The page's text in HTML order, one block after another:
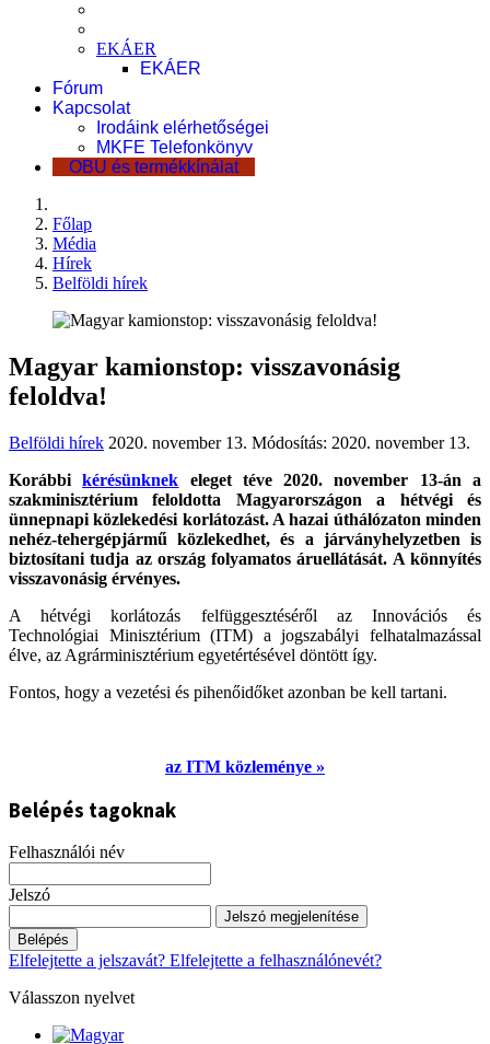
EKÁER
EKÁER
Fórum
Kapcsolat
Irodáink elérhetőségei
MKFE Telefonkönyv
OBU és termékkínálat
Főlap
Média
Hírek
Belföldi hírek
Magyar kamionstop: visszavonásig
feloldva!
Belföldi hírek 2020. november 13. Módosítás: 2020. november 13.
Korábbikérésünknek eleget téve 2020. november 13-án a
szakminisztérium feloldotta Magyarországon a hétvégi és
ünnepnapi közlekedési korlátozást. A hazai úthálózaton minden
nehéz-tehergépjármű közlekedhet, és a járványhelyzetben is
biztosítani tudja az ország folyamatos áruellátását. A könnyítés
visszavonásig érvényes.
A hétvégi korlátozás felfüggesztéséről az Innovációs és
Technológiai Minisztérium (ITM) a jogszabályi felhatalmazással
élve, az Agrárminisztérium egyetértésével döntött így.
Fontos, hogy a vezetési és pihenőidőket azonban be kell tartani.
az ITM közleménye »
Belépés tagoknak
Felhasználói név
Jelszó
Jelszó megjelenítése
Belépés
Elfelejtette a jelszavát? Elfelejtette a felhasználónevét?
Válasszon nyelvet